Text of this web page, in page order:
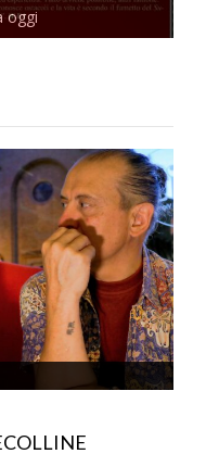
oggi